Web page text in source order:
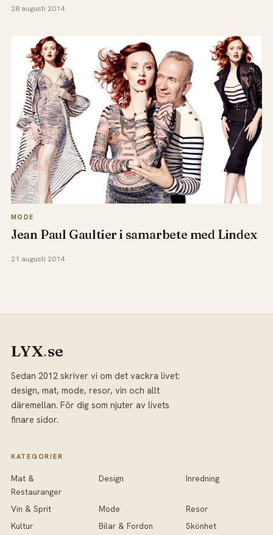
28 augusti 2014
MODE
Jean Paul Gaultier i samarbete med Lindex
21 augusti 2014
LYX.se
Sedan 2012 skriver vi om det vackra livet:
design, mat, mode, resor, vin och allt
däremellan. För dig som njuter av livets
finare sidor.
KATEGORIER
Mat &
Restauranger
Design Inredning
Vin & Sprit Mode
Resor
Kultur
Bilar & Fordon Skönhet